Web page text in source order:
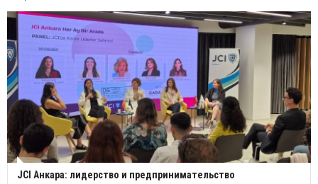
JCI Анкара: лидерство и предпринимательство